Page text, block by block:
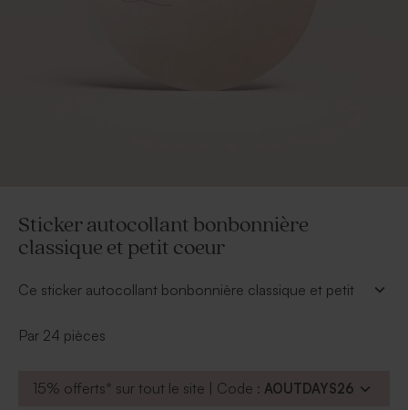
Sticker autocollant bonbonnière
classique et petit coeur
Ce sticker autocollant bonbonnière classique et petit
remerciements baptême. L'autocollant est disponible
inscrire le prénom de bébé.
Par 24 pièces
15% offerts* sur tout le site | Code : AOUTDAYS26